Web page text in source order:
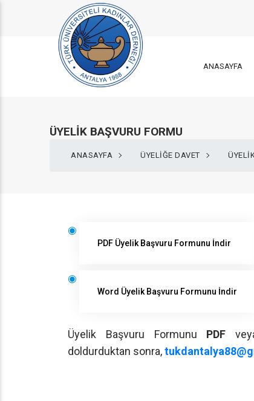
ANASAYFA
ÜYELİK BAŞVURU FORMU
ANASAYFA ÜYELIĞE DAVET
PDF Üyelik Başvuru Formunu İndir
Word Üyelik Başvuru Formunu İndir
Üyelik Başvuru Formunu PDF
doldurduktan sonra,